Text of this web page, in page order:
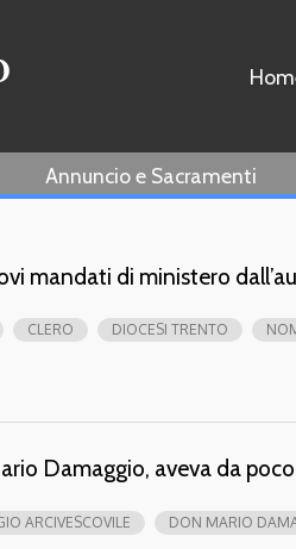
Annuncio e Sacramenti
mandati di ministero
CLERO DIOCESI TRENTO
Damaggio, aveva da
ARCIVESCOVILE DON MARIO